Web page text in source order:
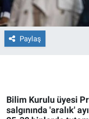
Paylaş
Bilim Kurulu üyesi
salgınında 'aralık'
Eğlence
Ekonomi
Gün Başlıyor